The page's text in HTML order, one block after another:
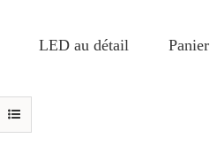
LED au détail Panier